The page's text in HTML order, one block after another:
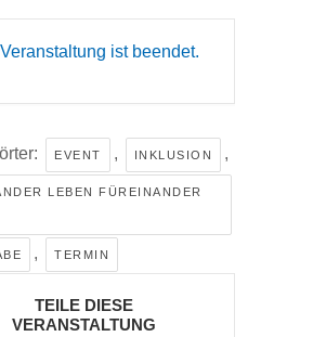
ist beendet.
EVENT , INKLUSION ,
LEBEN FÜREINANDER
, TERMIN
TEILE DIESE
VERANSTALTUNG